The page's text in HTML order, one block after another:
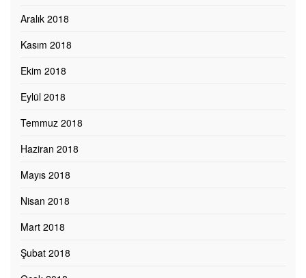
Aralık 2018
Kasım 2018
Ekim 2018
Eylül 2018
Temmuz 2018
Haziran 2018
Mayıs 2018
Nisan 2018
Mart 2018
Şubat 2018